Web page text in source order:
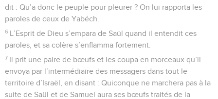
dit : Qu’a donc le peuple pour pleurer ? On lui rapporta les
paroles de ceux de Yabéch.
6 L’Esprit de Dieu s’empara de Saül quand il entendit ces
paroles, et sa colère s’enflamma fortement.
7 Il prit une paire de bœufs et les coupa en morceaux qu’il
envoya par l’intermédiaire des messagers dans tout le
territoire d’Israël, en disant : Quiconque ne marchera pas à la
suite de Saül et de Samuel aura ses bœufs traités de la